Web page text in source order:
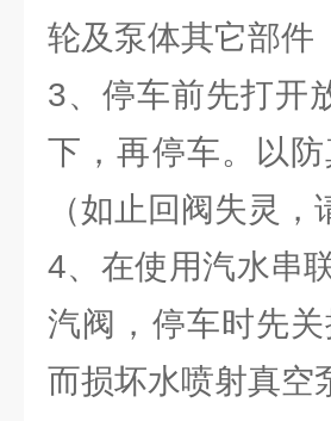
轮及泵体其它部件
3、停车前先打开
下，再停车。以
（如止回阀失灵
4、在使用汽水串
汽阀，停车时先
而损坏水喷射真空